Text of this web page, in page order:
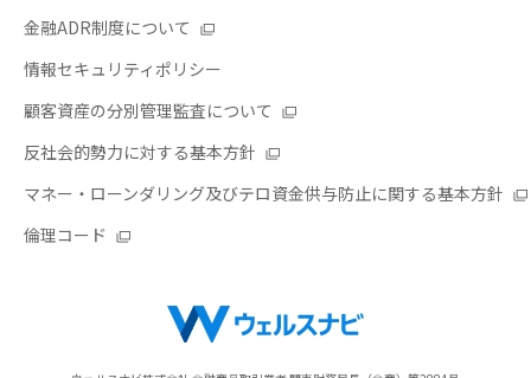
金融ADR制度について
情報セキュリティポリシー
顧客資産の分別管理監査について
反社会的勢力に対する基本方針
マネー・ローンダリング及びテロ資金供与防止に関する基本方針
倫理コード